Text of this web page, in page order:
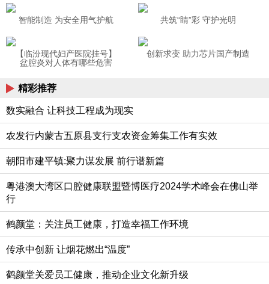
智能制造 为安全用气护航 共筑“睛”彩 守护光明
【临汾现代妇产医院挂号】
盆腔炎对人体有哪些危害
创新求变 助力芯片国产制造
精彩推荐
数实融合 让科技工程成为现实
农发行内蒙古五原县支行支农资金筹集工作有实效
朝阳市建平镇:聚力谋发展 前行谱新篇
粤港澳大湾区口腔健康联盟暨博医疗2024学术峰会在佛山举
行
鹤颜堂：关注员工健康，打造幸福工作环境
传承中创新 让烟花燃出“温度”
鹤颜堂关爱员工健康，推动企业文化新升级